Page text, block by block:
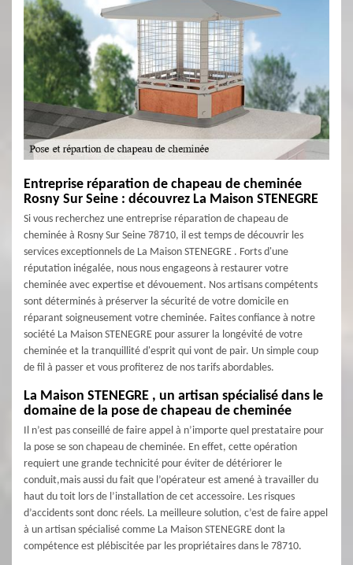
Entreprise réparation de chapeau de cheminée
Rosny Sur Seine : découvrez La Maison STENEGRE
Si vous recherchez une entreprise réparation de chapeau de
cheminée à Rosny Sur Seine 78710, il est temps de découvrir les
services exceptionnels de La Maison STENEGRE . Forts d'une
réputation inégalée, nous nous engageons à restaurer votre
cheminée avec expertise et dévouement. Nos artisans compétents
sont déterminés à préserver la sécurité de votre domicile en
réparant soigneusement votre cheminée. Faites confiance à notre
société La Maison STENEGRE pour assurer la longévité de votre
cheminée et la tranquillité d'esprit qui vont de pair. Un simple coup
de fil à passer et vous profiterez de nos tarifs abordables.
La Maison STENEGRE , un artisan spécialisé dans le
domaine de la pose de chapeau de cheminée
Il n’est pas conseillé de faire appel à n’importe quel prestataire pour
la pose se son chapeau de cheminée. En effet, cette opération
requiert une grande technicité pour éviter de détériorer le
conduit,mais aussi du fait que l’opérateur est amené à travailler du
haut du toit lors de l’installation de cet accessoire. Les risques
d’accidents sont donc réels. La meilleure solution, c’est de faire appel
à un artisan spécialisé comme La Maison STENEGRE dont la
compétence est plébiscitée par les propriétaires dans le 78710.